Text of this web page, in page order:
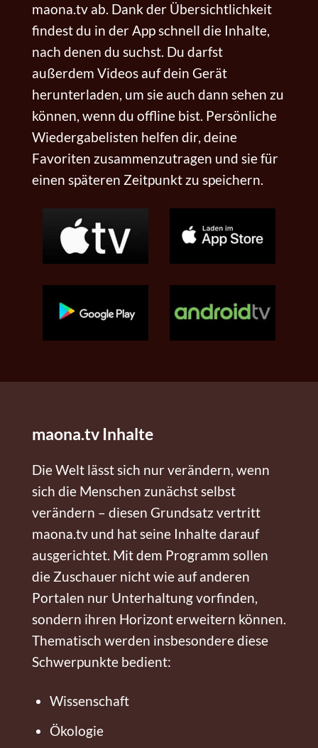
maona.tv ab. Dank der Übersichtlichkeit
findest du in der App schnell die Inhalte,
nach denen du suchst. Du darfst
außerdem Videos auf dein Gerät
herunterladen, um sie auch dann sehen zu
können, wenn du offline bist. Persönliche
Wiedergabelisten helfen dir, deine
Favoriten zusammenzutragen und sie für
einen späteren Zeitpunkt zu speichern.
maona.tv Inhalte
Die Welt lässt sich nur verändern, wenn
sich die Menschen zunächst selbst
verändern – diesen Grundsatz vertritt
maona.tv und hat seine Inhalte darauf
ausgerichtet. Mit dem Programm sollen
die Zuschauer nicht wie auf anderen
Portalen nur Unterhaltung vorfinden,
sondern ihren Horizont erweitern können.
Thematisch werden insbesondere diese
Schwerpunkte bedient:
Wissenschaft
Ökologie